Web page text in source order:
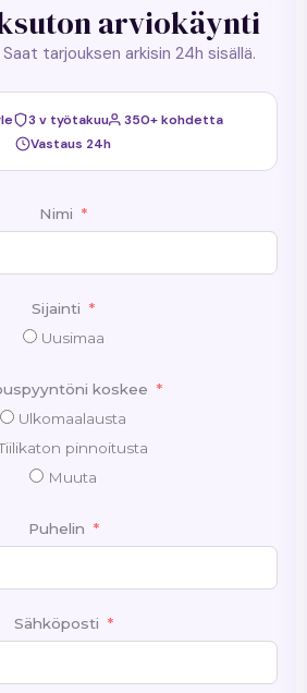
arviokäynti
Saat tarjouksen arkisin 24h sisällä.
3 v työtakuu
350+ kohdetta
Vastaus 24h
Nimi
Sijainti
Uusimaa
koskee
Ulkomaalausta
pinnoitusta
Muuta
Puhelin
Sähköposti